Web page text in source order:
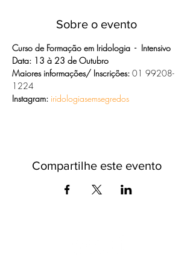
Sobre o evento
Curso de Formação em Iridologia  -  Intensivo
Data: 13 à 23 de Outubro
Maiores informações/ Inscrições: 01 99208-
1224
Instagram: iridologiasemsegredos
Compartilhe este evento